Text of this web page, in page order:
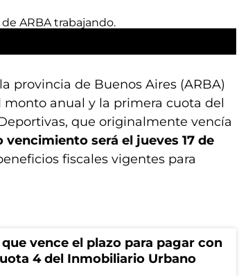
provincia de Buenos Aires (ARBA)
anual y la primera cuota del
que originalmente vencía
vencimiento será el jueves 17 de
fiscales vigentes para
vence el plazo para pagar con
4 del Inmobiliario Urbano